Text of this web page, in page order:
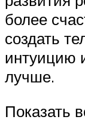
более
создать
интуицию
лучше.
Показать